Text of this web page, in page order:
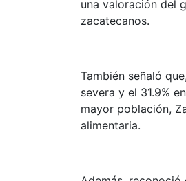
una valoración del
zacatecanos.
También señaló
severa y el 31.9%
mayor población,
alimentaria.